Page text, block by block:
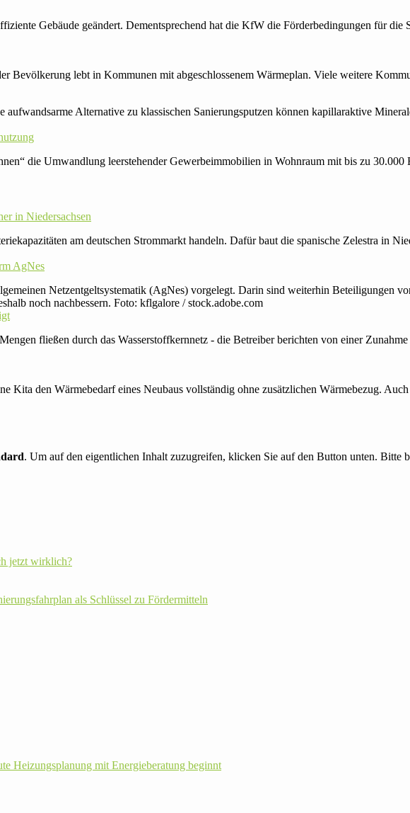
Gebäude geändert. Dementsprechend hat die KfW die Förder­bedingungen für die
Bevölkerung lebt in Kommunen mit abgeschlossenem Wärmeplan. Viele weitere
aufwandsarme Alternative zu klassischen Sanierungsputzen können kapillaraktive
die Umwandlung leerstehender Gewerbeimmobilien in Wohnraum mit bis zu 30.000
in Niedersachsen
am deutschen Strommarkt handeln. Dafür baut die spanische Zelestra in
AgNes
Netzentgeltsystematik (AgNes) vorgelegt. Darin sind weiterhin Beteiligungen
noch nachbessern. Foto: kflgalore / stock.adobe.com
fließen durch das Wasserstoffkernnetz - die Betreiber berichten von einer
Kita den Wärmebedarf eines Neubaus vollständig ohne zusätzlichen Wärmebezug.
. Um auf den eigentlichen Inhalt zuzugreifen, klicken Sie auf den Button unten. Bitte
jetzt wirklich?
als Schlüssel zu Fördermitteln
Hei­zungs­pla­nung mit Energie­beratung beginnt